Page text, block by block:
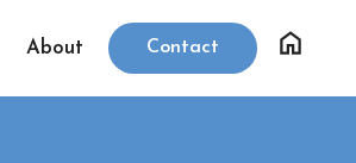
About Contact